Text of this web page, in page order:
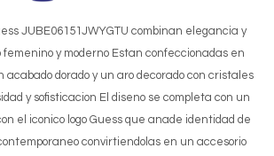
JUBE06151JWYGTU combinan elegancia y
femenino y moderno Estan confeccionadas en
acabado dorado y un aro decorado con cristales
y sofisticacion El diseno se completa con un
el iconico logo Guess que anade identidad de
convirtiendolas en un accesorio